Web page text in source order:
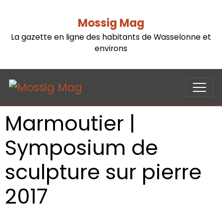
Mossig Mag
La gazette en ligne des habitants de Wasselonne et
environs
Marmoutier |
Symposium de
sculpture sur pierre
2017